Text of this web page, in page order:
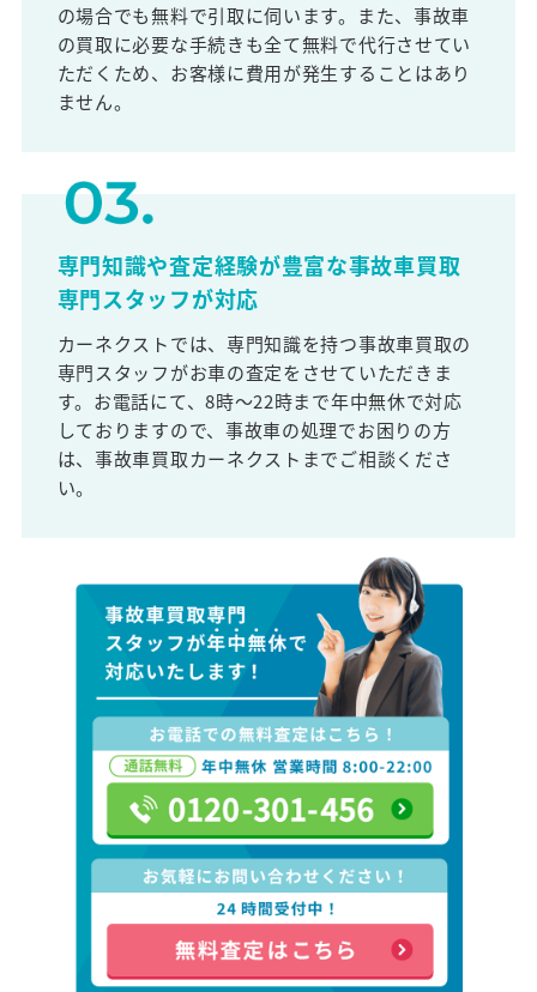
の場合でも無料で引取に伺います。また、事故車
の買取に必要な手続きも全て無料で代行させてい
ただくため、お客様に費用が発生することはあり
ません。
専門知識や査定経験が豊富な事故車買取
専門スタッフが対応
カーネクストでは、専門知識を持つ事故車買取の
専門スタッフがお車の査定をさせていただきま
す。お電話にて、8時～22時まで年中無休で対応
しておりますので、事故車の処理でお困りの方
は、事故車買取カーネクストまでご相談くださ
い。